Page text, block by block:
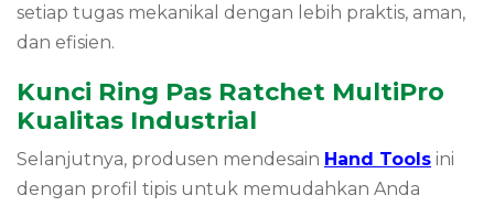
setiap tugas mekanikal dengan lebih praktis, aman,
dan efisien.
Kunci Ring Pas Ratchet MultiPro
Kualitas Industrial
Selanjutnya, produsen mendesain Hand Tools ini
dengan profil tipis untuk memudahkan Anda